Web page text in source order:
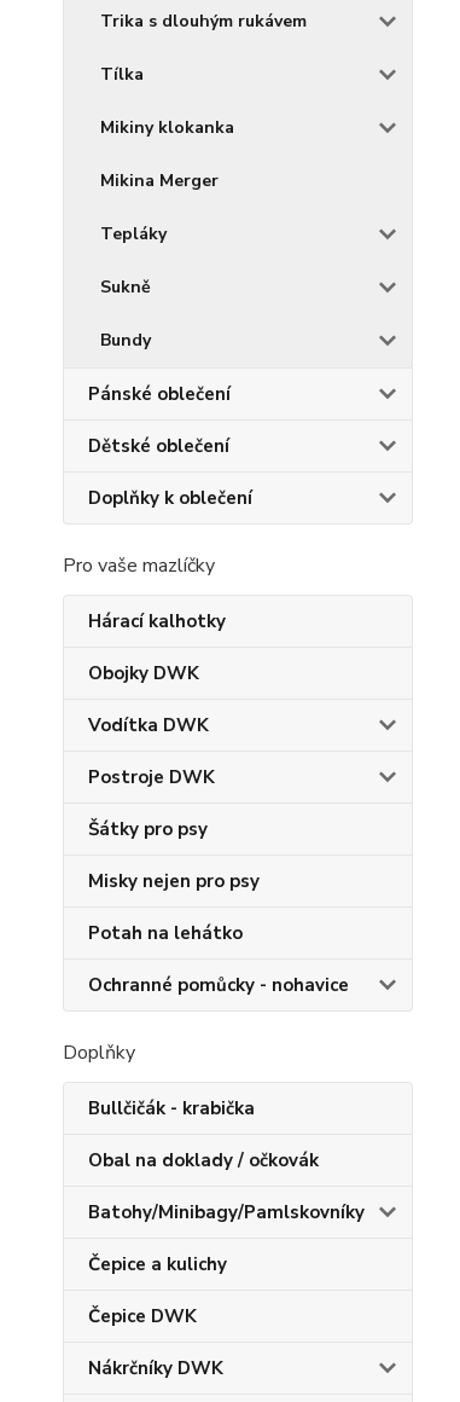
Trika s dlouhým rukávem
Tílka
Mikiny klokanka
Mikina Merger
Tepláky
Sukně
Bundy
Pánské oblečení
Dětské oblečení
Doplňky k oblečení
Pro vaše mazlíčky
Hárací kalhotky
Obojky DWK
Vodítka DWK
Postroje DWK
Šátky pro psy
Misky nejen pro psy
Potah na lehátko
Ochranné pomůcky - nohavice
Doplňky
Bullčičák - krabička
Obal na doklady / očkovák
Batohy/Minibagy/Pamlskovníky
Čepice a kulichy
Čepice DWK
Nákrčníky DWK